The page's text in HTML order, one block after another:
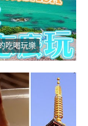
吃喝玩樂